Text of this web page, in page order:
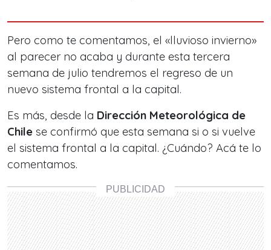
Pero como te comentamos, el «lluvioso invierno»
al parecer no acaba y durante esta tercera
semana de julio tendremos el regreso de un
nuevo sistema frontal a la capital.
Es más, desde la Dirección Meteorológica de
Chile se confirmó que esta semana si o si vuelve
el sistema frontal a la capital. ¿Cuándo? Acá te lo
comentamos.